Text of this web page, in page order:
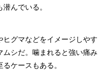
んでいる。
グマなどをイメージしやす
シだ。噛まれると強い痛み
ケースもある。